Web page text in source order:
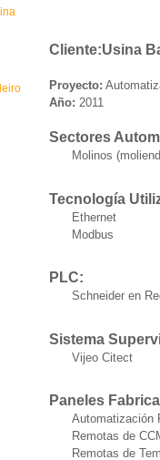
Cliente:Usina
Proyecto:
Año: 2011
Sectores
Molinos
Tecnología
Ethernet
Modbus
PLC:
Schneider en
Sistema
Vijeo Citect
Paneles
Automatización
Remotas de
Remotas de